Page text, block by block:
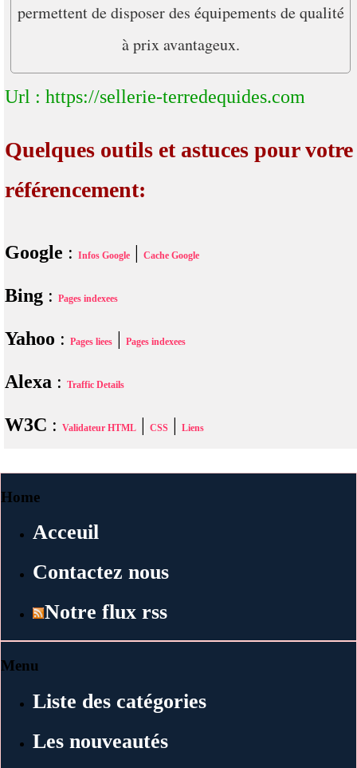
permettent de disposer des équipements de qualité
à prix avantageux.
Url : https://sellerie-terredequides.com
Quelques outils et astuces pour votre
référencement:
Google : Infos Google | Cache Google
Bing : Pages indexees
Yahoo : Pages liees | Pages indexees
Alexa : Traffic Details
W3C : Validateur HTML | CSS | Liens
Home
Acceuil
Contactez nous
Notre flux rss
Menu
Liste des catégories
Les nouveautés